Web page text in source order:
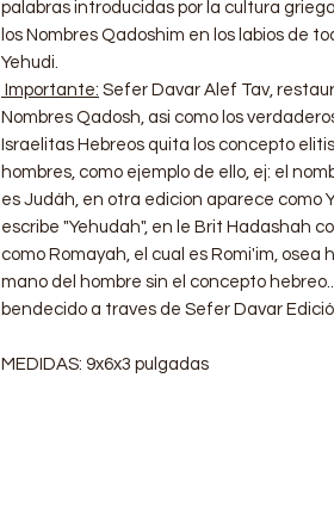
palabras introducidas por la cultura
los Nombres Qadoshim en los labios de
Yehudi.
Importante: Sefer Davar Alef Tav,
Nombres Qadosh, asi como los
Israelitas Hebreos quita los concepto
hombres, como ejemplo de ello, ej: el
es Judáh, en otra edicion aparece como
escribe "Yehudah", en le Brit Hadashah
como Romayah, el cual es Romi'im,
mano del hombre sin el concepto
bendecido a traves de Sefer Davar
MEDIDAS: 9x6x3 pulgadas